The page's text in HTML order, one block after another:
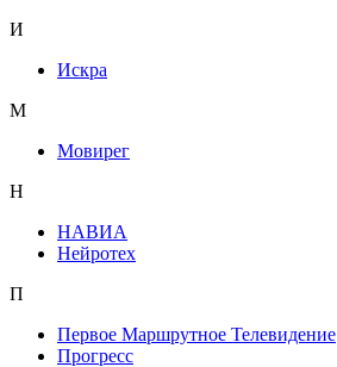
И
Искра
М
Мовирег
Н
НАВИА
Нейротех
П
Первое Маршрутное Телевидение
Прогресс